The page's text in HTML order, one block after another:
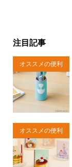
注目記事
オススメの便利
商品
オススメの便利
商品